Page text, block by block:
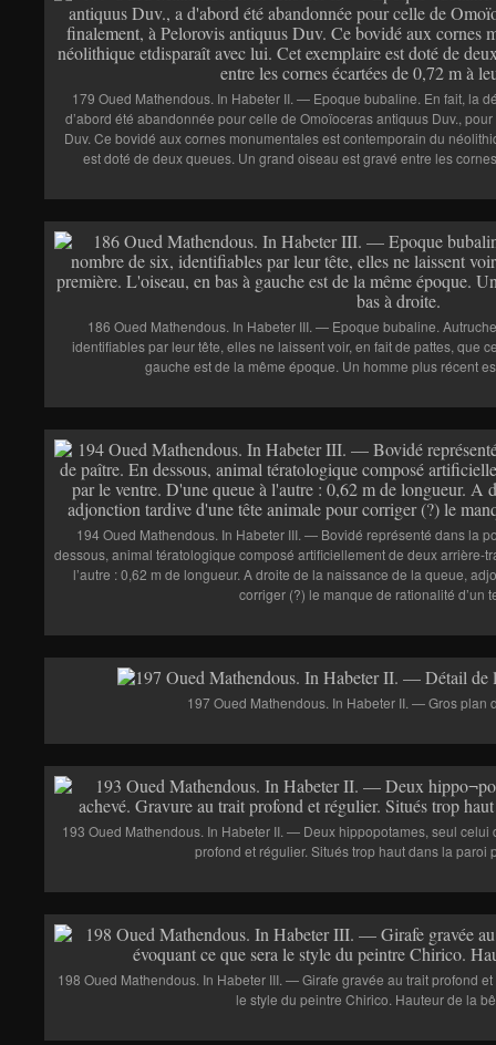
179 Oued Mathendous. In Habeter II. — Epoque bubaline. En fait, la
d’abord été abandonnée pour celle de Omoïoceras antiquus Duv.,
Duv. Ce bovidé aux cornes monumentales est contemporain du
est doté de deux queues. Un grand oiseau est gravé entre les
186 Oued Mathendous. In Habeter III. — Epoque bubaline.
identifiables par leur tête, elles ne laissent voir, en fait de pattes, que
gauche est de la même époque. Un homme plus récent
194 Oued Mathendous. In Habeter III. — Bovidé représenté dans la
dessous, animal tératologique composé artificiellement de deux arrière-
l’autre : 0,62 m de longueur. A droite de la naissance de la queue,
corriger (?) le manque de rationalité d’un
197 Oued Mathendous. In Habeter II. — Gros plan
193 Oued Mathendous. In Habeter II. — Deux hippopotames, seul celui
profond et régulier. Situés trop haut dans la paroi
198 Oued Mathendous. In Habeter III. — Girafe gravée au trait profond
le style du peintre Chirico. Hauteur de la